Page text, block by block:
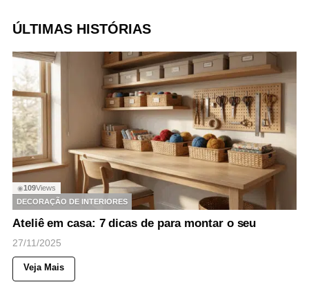
ÚLTIMAS HISTÓRIAS
◉109Views
DECORAÇÃO DE INTERIORES
Ateliê em casa: 7 dicas de para montar o seu
27/11/2025
Veja Mais